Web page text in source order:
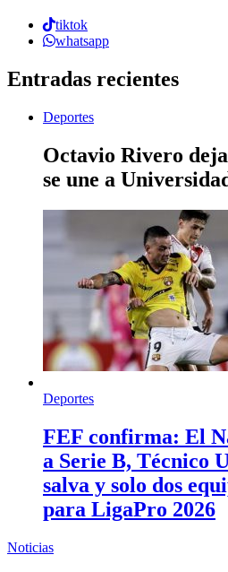
tiktok
whatsapp
Entradas recientes
Deportes
Octavio Rivero
se une a
Deportes
FEF confirma: El
a Serie B, Técnico
salva y solo dos
para LigaPro 2026
Noticias